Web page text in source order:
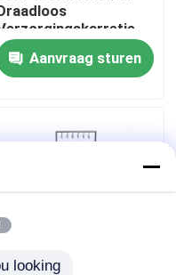
Aanvraag sturen
looking